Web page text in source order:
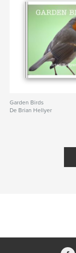
Garden Birds
De Brian Hellyer